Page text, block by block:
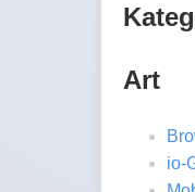
Art
io-